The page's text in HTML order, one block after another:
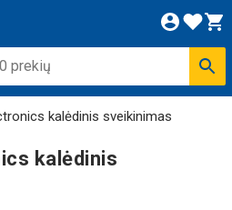
kalėdinis sveikinimas
kalėdinis